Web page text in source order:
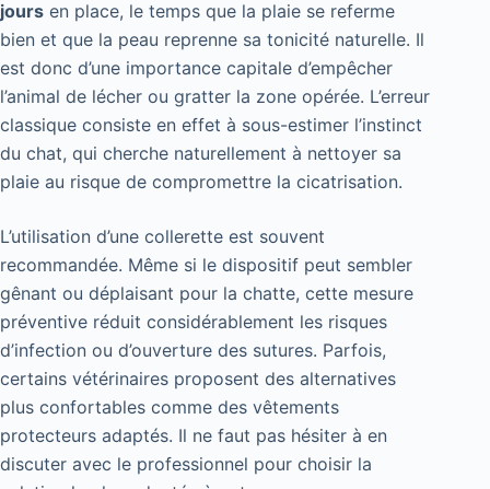
jours en place, le temps que la plaie se referme
bien et que la peau reprenne sa tonicité naturelle. Il
est donc d’une importance capitale d’empêcher
l’animal de lécher ou gratter la zone opérée. L’erreur
classique consiste en effet à sous-estimer l’instinct
du chat, qui cherche naturellement à nettoyer sa
plaie au risque de compromettre la cicatrisation.
L’utilisation d’une collerette est souvent
recommandée. Même si le dispositif peut sembler
gênant ou déplaisant pour la chatte, cette mesure
préventive réduit considérablement les risques
d’infection ou d’ouverture des sutures. Parfois,
certains vétérinaires proposent des alternatives
plus confortables comme des vêtements
protecteurs adaptés. Il ne faut pas hésiter à en
discuter avec le professionnel pour choisir la